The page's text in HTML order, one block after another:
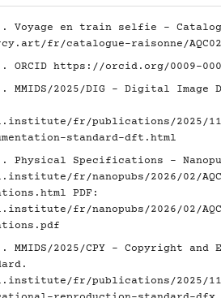
Voyage en train selfie -
fr/catalogue-raisonne/
ORCID https://orcid.org/0009-
MMIDS/2025/DIG - Digital Image
fr/publications/2025/11/
standard-dft.html
Physical Specifications -
fr/nanopubs/2026/02/
PDF:
fr/nanopubs/2026/02/
MMIDS/2025/CPY - Copyright and
fr/publications/2025/11/